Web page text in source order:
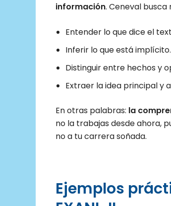
información. Ceneval
Entender lo que dice el
Inferir lo que está implícito.
Distinguir entre hechos y
Extraer la idea principal y
En otras palabras: la
no la trabajas desde ahora,
no a tu carrera soñada.
Ejemplos